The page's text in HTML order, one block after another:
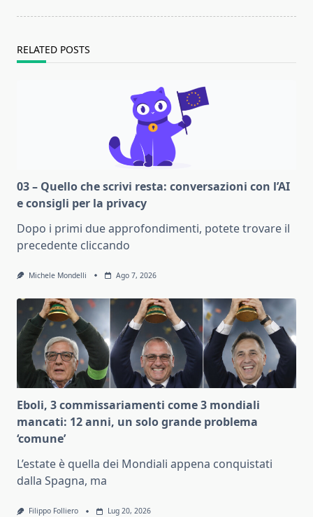
RELATED POSTS
03 – Quello che scrivi resta: conversazioni con l’AI
e consigli per la privacy
Dopo i primi due approfondimenti, potete trovare il
precedente cliccando
Michele Mondelli Ago 7, 2026
Eboli, 3 commissariamenti come 3 mondiali
mancati: 12 anni, un solo grande problema
‘comune’
L’estate è quella dei Mondiali appena conquistati
dalla Spagna, ma
Filippo Folliero Lug 20, 2026